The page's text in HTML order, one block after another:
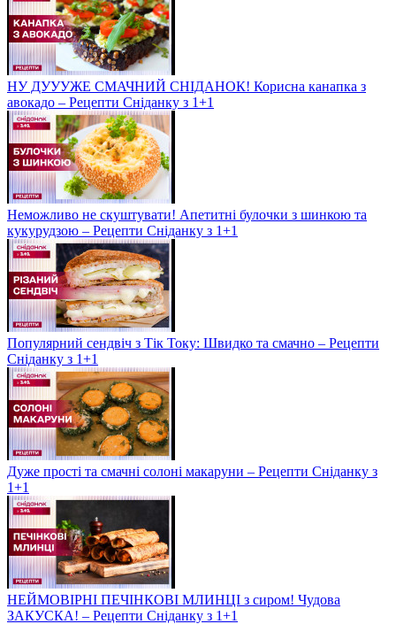
НУ ДУУУЖЕ СМАЧНИЙ СНІДАНОК! Корисна канапка з
авокадо – Рецепти Сніданку з 1+1
Неможливо не скуштувати! Апетитні булочки з шинкою та
кукурудзою – Рецепти Сніданку з 1+1
Популярний сендвіч з Тік Току: Швидко та смачно – Рецепти
Сніданку з 1+1
Дуже прості та смачні солоні макаруни – Рецепти Сніданку з
1+1
НЕЙМОВІРНІ ПЕЧІНКОВІ МЛИНЦІ з сиром! Чудова
ЗАКУСКА! – Рецепти Сніданку з 1+1